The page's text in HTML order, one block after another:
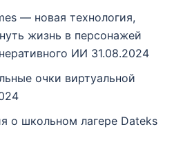
— новая технология,
жизнь в персонажей
ИИ 31.08.2024
очки виртуальной
о школьном лагере Dateks